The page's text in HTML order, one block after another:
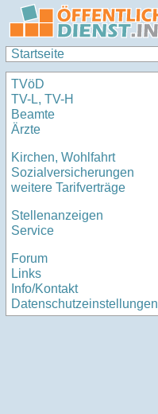
Startseite
TVöD
TV-L, TV-H
Beamte
Ärzte
Kirchen, Wohlfahrt
Sozialversicherungen
weitere Tarifverträge
Stellenanzeigen
Service
Forum
Links
Info/Kontakt
Datenschutzeinstellungen